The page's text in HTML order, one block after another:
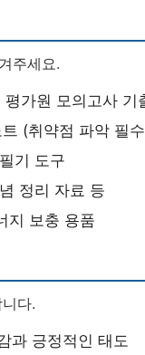
주세요.
가원 모의고사 기
(취약점 파악 필
기 도구
정리 자료 등
지 보충 용품
다.
과 긍정적인 태도